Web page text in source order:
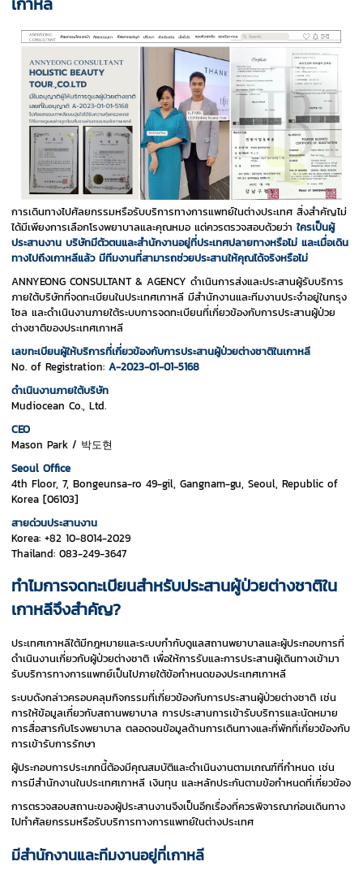
เกาหลี
การเดินทางไปศัลยกรรมหรือรับบริการทางการแพทย์ในต่างประเทศ สิ่งสำคัญไม่
ได้มีเพียงการเลือกโรงพยาบาลและคุณหมอ แต่ควรตรวจสอบด้วยว่าใครเป็นผู้
ประสานงาน บริษัทมีตัวตนและสำนักงานอยู่ที่ประเทศปลายทางหรือไม่ และเมื่อเดิน
ทางไปถึงเกาหลีแล้ว มีทีมงานที่สามารถช่วยประสานให้คุณได้จริงหรือไม่
ANNYEONG CONSULTANT & AGENCY ดำเนินการส่งและประสานผู้รับบริการ
ภายใต้บริษัทที่จดทะเบียนในประเทศเกาหลี มีสำนักงานและทีมงานประจำอยู่ในกรุง
โซล และดำเนินงานภายใต้ระบบการจดทะเบียนที่เกี่ยวข้องกับการประสานผู้ป่วย
ต่างชาติของประเทศเกาหลี
เลขทะเบียนผู้ให้บริการที่เกี่ยวข้องกับการประสานผู้ป่วยต่างชาติในเกาหลี
No. of Registration:A-2023-01-01-5168
ดำเนินงานภายใต้บริษัท
Mudiocean Co., Ltd.
CEO
Mason Park / 박도현
Seoul Office
4th Floor, 7, Bongeunsa-ro 49-gil, Gangnam-gu, Seoul, Republic of
Korea [06103]
สายด่วนประสานงาน
Korea: +82 10-8014-2029
Thailand: 083-249-3647
ทำไมการจดทะเบียนสำหรับประสานผู้ป่วยต่างชาติใน
เกาหลีจึงสำคัญ?
ประเทศเกาหลีใต้มีกฎหมายและระบบกำกับดูแลสถานพยาบาลและผู้ประกอบการที่
ดำเนินงานเกี่ยวกับผู้ป่วยต่างชาติ เพื่อให้การรับและการประสานผู้เดินทางเข้ามา
รับบริการทางการแพทย์เป็นไปภายใต้ข้อกำหนดของประเทศเกาหลี
ระบบดังกล่าวครอบคลุมกิจกรรมที่เกี่ยวข้องกับการประสานผู้ป่วยต่างชาติ เช่น
การให้ข้อมูลเกี่ยวกับสถานพยาบาล การประสานการเข้ารับบริการและนัดหมาย
การสื่อสารกับโรงพยาบาล ตลอดจนข้อมูลด้านการเดินทางและที่พักที่เกี่ยวข้องกับ
การเข้ารับการรักษา
ผู้ประกอบการประเภทนี้ต้องมีคุณสมบัติและดำเนินงานตามเกณฑ์ที่กำหนด เช่น
การมีสำนักงานในประเทศเกาหลี เงินทุน และหลักประกันตามข้อกำหนดที่เกี่ยวข้อง
การตรวจสอบสถานะของผู้ประสานงานจึงเป็นอีกเรื่องที่ควรพิจารณาก่อนเดินทาง
ไปทำศัลยกรรมหรือรับบริการทางการแพทย์ในต่างประเทศ
มีสำนักงานและทีมงานอยู่ที่เกาหลี